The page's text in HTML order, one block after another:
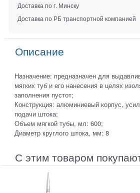
Доставка по г. Минску
Доставка по РБ транспортной компанией
Описание
Назначение: предназначен для
мягких туб и его нанесения в целях
заполнения пустот;
Конструкция: алюминиевый корпус,
подачи штока;
Объем мягкой тубы, мл: 600;
Диаметр круглого штока, мм: 8
С этим товаром